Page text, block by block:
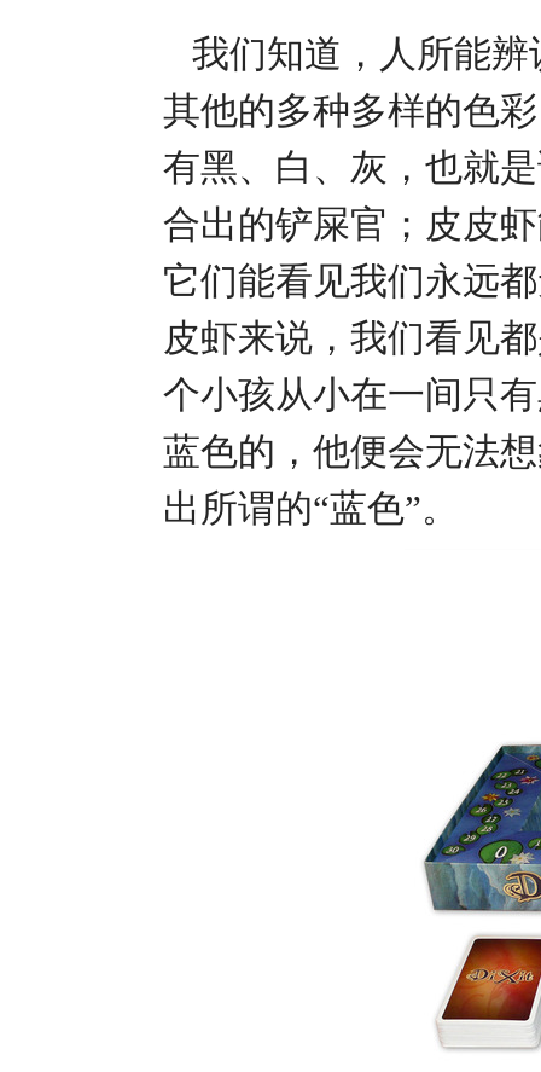
我们知道，人所能辨
其他的多种多样的色
有黑、白、灰，也就
合出的铲屎官；皮皮
它们能看见我们永远
皮虾来说，我们看见
个小孩从小在一间只
蓝色的，他便会无法
出所谓的“蓝色”。